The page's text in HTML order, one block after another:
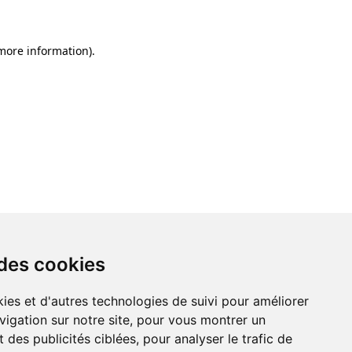
cookies
et d'autres technologies de suivi pour améliorer
sur notre site, pour vous montrer un
des publicités ciblées, pour analyser le trafic de
information).